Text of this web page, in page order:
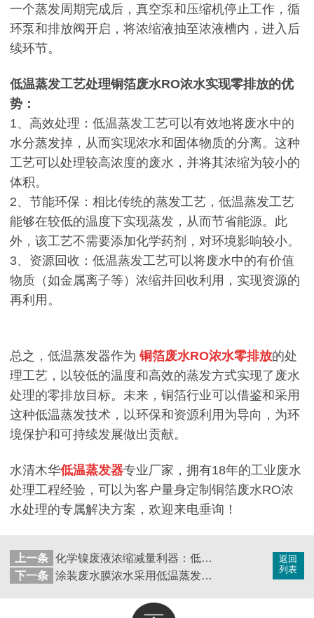
一个蒸发周期完成后，真空泵和压缩机停止工作，循
环泵和排放阀开启，将浓缩液抽至浓液槽内，进入后
续环节。
低温蒸发工艺处理铜箔废水RO浓水实现零排放的优
势：
1、高效处理：低温蒸发工艺可以有效地将废水中的
水分蒸发掉，从而实现浓水和固体物质的分离。这种
工艺可以处理较高浓度的废水，并将其浓缩为较小的
体积。
2、节能环保：相比传统的蒸发工艺，低温蒸发工艺
能够在较低的温度下实现蒸发，从而节省能源。此
外，该工艺不需要添加化学药剂，对环境影响较小。
3、资源回收：低温蒸发工艺可以将废水中的有价值
物质（如金属离子等）浓缩并回收利用，实现资源的
再利用。
总之，低温蒸发器作为铜箔废水RO浓水零排放的处
理工艺，以较低的温度和高效的蒸发方式实现了废水
处理的零排放目标。未来，铜箔行业可以借鉴和采用
这种低温蒸发技术，以环保和资源利用为导向，为环
境保护和可持续发展做出贡献。
水清木华低温蒸发器专业厂家，拥有18年的工业废水
处理工程经验，可以为客户量身定制铜箔废水RO浓
水处理的专属解决方案，欢迎来电垂询！
返回
列表
上一条
化学镍废液浓缩减量利器：低温真空蒸发器
下一条
涂装废水膜浓水采用低温蒸发工艺处理，效果显著！